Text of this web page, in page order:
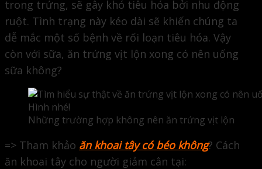
trong trứng, sẽ gây khó tiêu hóa bởi nhu động
ruột. Tình trạng này kéo dài sẽ khiến chúng ta
dễ mắc một số bệnh về rối loạn tiêu hóa. Vậy
còn với sữa, ăn trứng vịt lộn xong có nên uống
sữa không?
Những trường hợp không nên ăn trứng vịt lộn
=> Tham khảo ăn khoai tây có béo không? Cách
ăn khoai tây cho người giảm cân tại: